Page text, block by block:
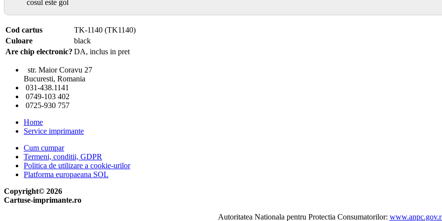
cosul este gol
Cod cartus
TK-1140 (TK1140)
Culoare
black
Are chip electronic? DA, inclus in pret
str. Maior Coravu 27
Bucuresti, Romania
031-438.1141
0749-103 402
0725-930 757
Home
Service imprimante
Cum cumpar
Termeni, conditii, GDPR
Politica de utilizare a cookie-urilor
Platforma europaeana SOL
Copyright© 2026
Cartuse-imprimante.ro
Autoritatea Nationala pentru Protectia Consumatorilor: